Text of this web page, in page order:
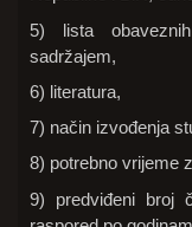
5) lista
sadržajem,
6) literatura,
7) način izvođenja
8) potrebno vrijeme
9) predviđeni broj